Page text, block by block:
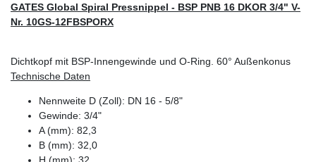
GATES Global Spiral Pressnippel - BSP PNB 16 DKOR 3/4" V-
Nr. 10GS-12FBSPORX
Dichtkopf mit BSP-Innengewinde und O-Ring. 60° Außenkonus
Technische Daten
Nennweite D (Zoll): DN 16 - 5/8"
Gewinde: 3/4"
A (mm): 82,3
B (mm): 32,0
H (mm): 32